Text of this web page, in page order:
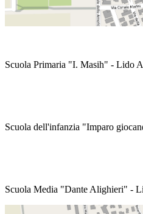
Scuola Primaria "I. Masih" - Lido
Scuola dell'infanzia "Imparo
Scuola Media "Dante Alighieri" -